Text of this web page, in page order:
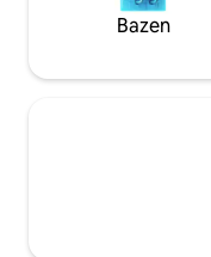
Bazen